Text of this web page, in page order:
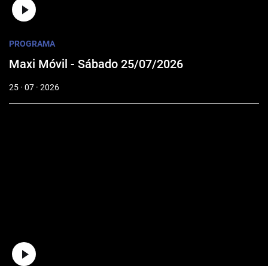
PROGRAMA
Maxi Móvil - Sábado 25/07/2026
25 · 07 · 2026